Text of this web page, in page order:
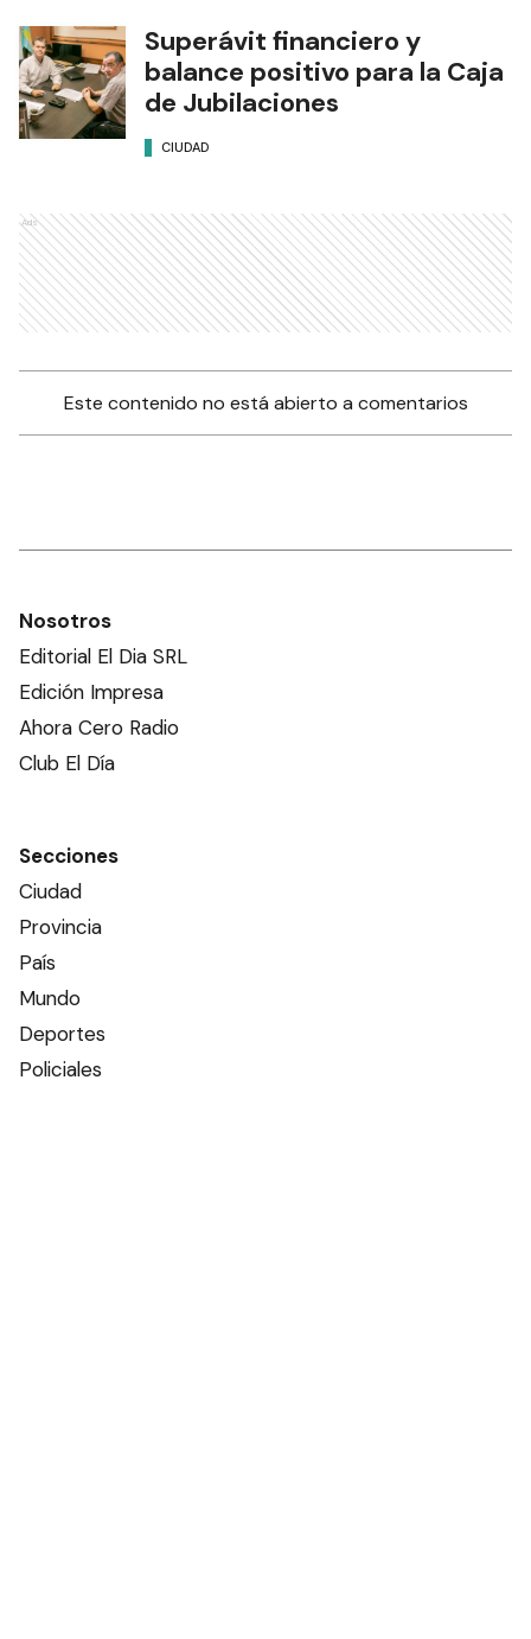
Superávit financiero y
balance positivo para la Caja
de Jubilaciones
CIUDAD
Ads
Este contenido no está abierto a comentarios
Nosotros
Editorial El Dia SRL
Edición Impresa
Ahora Cero Radio
Club El Día
Secciones
Ciudad
Provincia
País
Mundo
Deportes
Policiales